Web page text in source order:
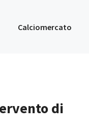
Calciomercato
di